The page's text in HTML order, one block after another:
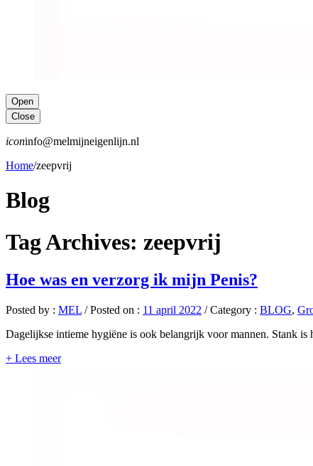
Open
Close
iconinfo@melmijneigenlijn.nl
Home/zeepvrij
Blog
Tag Archives: zeepvrij
Hoe was en verzorg ik mijn Penis?
Posted by : MEL / Posted on : 11 april 2022 / Category : BLOG,
Dagelijkse intieme hygiëne is ook belangrijk voor mannen. Stank
+ Lees meer